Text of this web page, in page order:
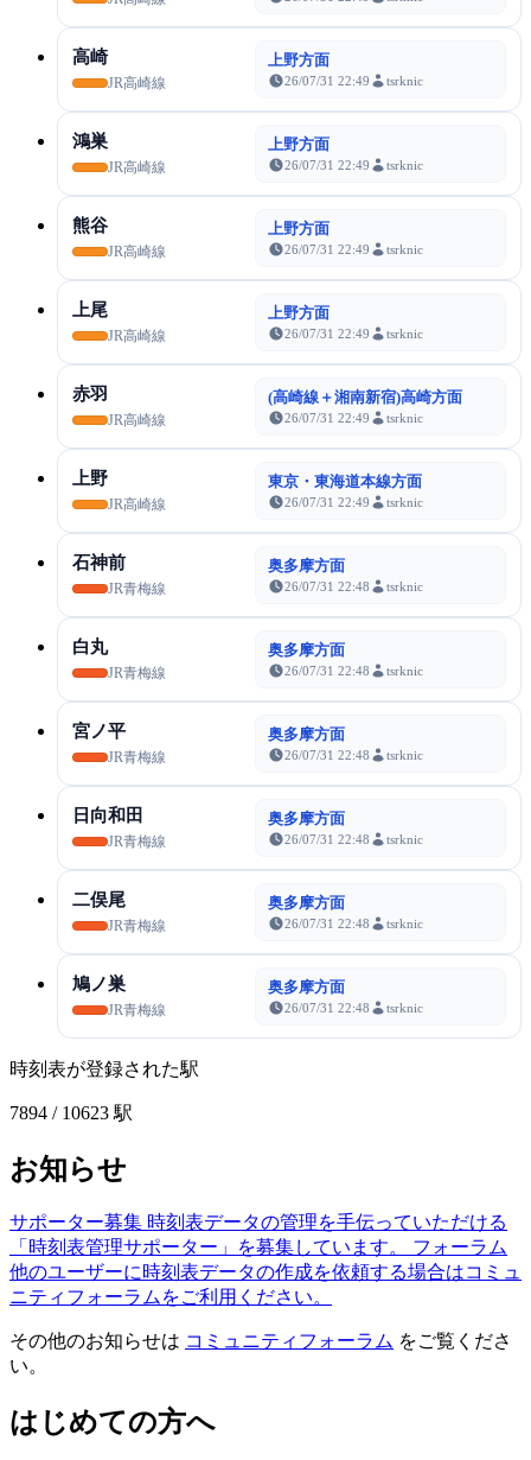
高崎
JR高崎線
上野方面
26/07/31 22:49 tsrknic
鴻巣
JR高崎線
上野方面
26/07/31 22:49 tsrknic
熊谷
JR高崎線
上野方面
26/07/31 22:49 tsrknic
上尾
JR高崎線
上野方面
26/07/31 22:49 tsrknic
赤羽
JR高崎線
(高崎線＋湘南新宿)高崎方面
26/07/31 22:49 tsrknic
上野
JR高崎線
東京・東海道本線方面
26/07/31 22:49 tsrknic
石神前
JR青梅線
奥多摩方面
26/07/31 22:48 tsrknic
白丸
JR青梅線
奥多摩方面
26/07/31 22:48 tsrknic
宮ノ平
JR青梅線
奥多摩方面
26/07/31 22:48 tsrknic
日向和田
JR青梅線
奥多摩方面
26/07/31 22:48 tsrknic
二俣尾
JR青梅線
奥多摩方面
26/07/31 22:48 tsrknic
鳩ノ巣
JR青梅線
奥多摩方面
26/07/31 22:48 tsrknic
時刻表が登録された駅
7894 / 10623 駅
お知らせ
サポーター募集 時刻表データの管理を手伝っていただける
「時刻表管理サポーター」を募集しています。
フォーラム
他のユーザーに時刻表データの作成を依頼する場合はコミュ
ニティフォーラムをご利用ください。
その他のお知らせは コミュニティフォーラム をご覧くださ
い。
はじめての方へ